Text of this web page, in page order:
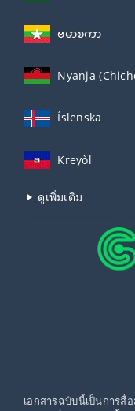
ဗမာစကာ
Nyanja
Íslenska
Kreyòl
ดูเพิ่มเติม
เอกสารฉบับนี้เป็นการสื่